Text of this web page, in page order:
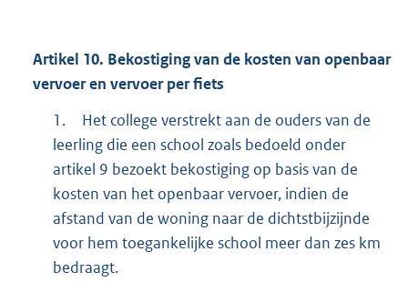
Artikel 10. Bekostiging van de kosten van openbaar
vervoer en vervoer per fiets
1.
Het college verstrekt aan de ouders van de
leerling die een school zoals bedoeld onder
artikel 9 bezoekt bekostiging op basis van de
kosten van het openbaar vervoer, indien de
afstand van de woning naar de dichtstbijzijnde
voor hem toegankelijke school meer dan zes km
bedraagt.